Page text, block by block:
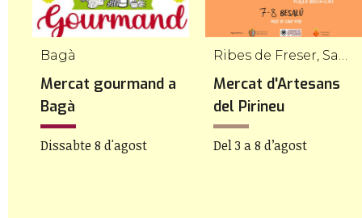
Bagà
Mercat gourmand a
Bagà
Dissabte 8 d'agost
Mercat d'Artesans
del Pirineu
Del 3 a 8 d’agost